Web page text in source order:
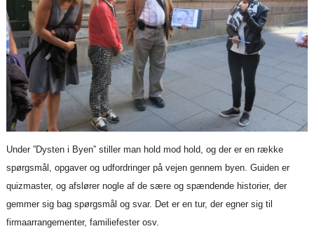
Under ”Dysten i Byen” stiller man hold mod hold, og der er en række
spørgsmål, opgaver og udfordringer på vejen gennem byen. Guiden er
quizmaster, og afslører nogle af de sære og spændende historier, der
gemmer sig bag spørgsmål og svar. Det er en tur, der egner sig til
firmaarrangementer, familiefester osv.